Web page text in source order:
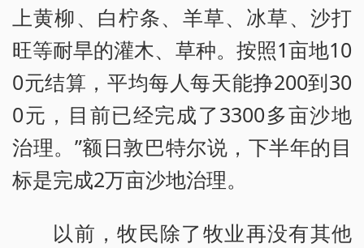
上黄柳、白柠条、羊草、冰草、沙打
旺等耐旱的灌木、草种。按照1亩地10
0元结算，平均每人每天能挣200到30
0元，目前已经完成了3300多亩沙地
治理。”额日敦巴特尔说，下半年的目
标是完成2万亩沙地治理。
以前，牧民除了牧业再没有其他